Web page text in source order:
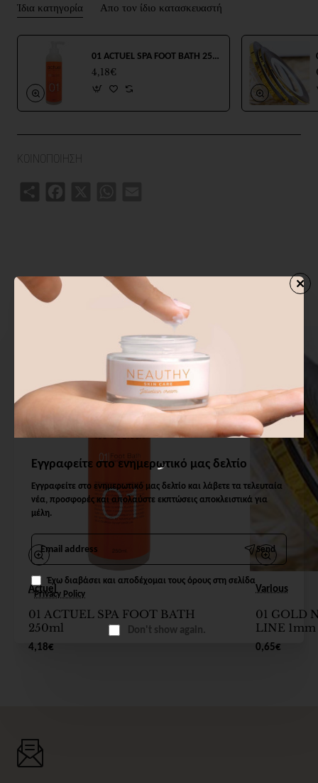
Εγγραφείτε στο ενημερωτικό μας δελτίο
Εγγραφείτε στο ενημερωτικό μας δελτίο και λάβετε τα τελευταία
νέα, προσφορές και απολαύστε εκπτώσεις αποκλειστικά για
μέλη.
Email
address
Send
Έχω διαβάσει και αποδέχομαι τους όρους στη σελίδα
Privacy Policy
Don't show again.
Ίδια κατηγορία Απο τον ίδιο κατασκευαστή
01 ACTUEL SPA FOOT BATH 250ml
4,18€
ΚΟΙΝΟΠΟΙΗΣΗ
ΑΓΟΡΑΣΑΝ ΕΠΙΣΗΣ ΑΠΟ ΤΗΝ ΙΔΙΑ ΚΑΤΗΓΟΡΙΑ
Actuel
01 ACTUEL SPA FOOT BATH
250ml
4,18€
Various
01 GOLD
LINE 1mm
0,65€